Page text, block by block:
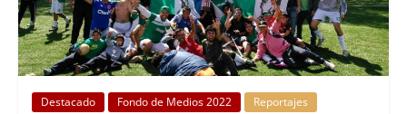
Destacado Fondo de Medios 2022 Reportajes